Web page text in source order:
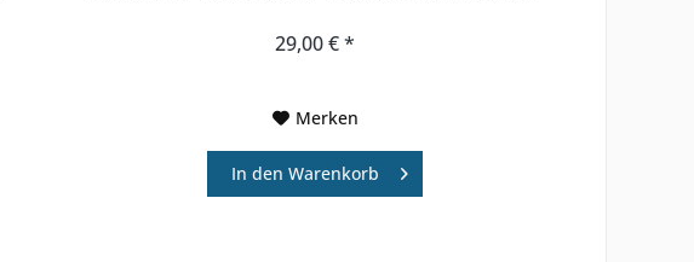
29,00 € *
Merken
In den Warenkorb